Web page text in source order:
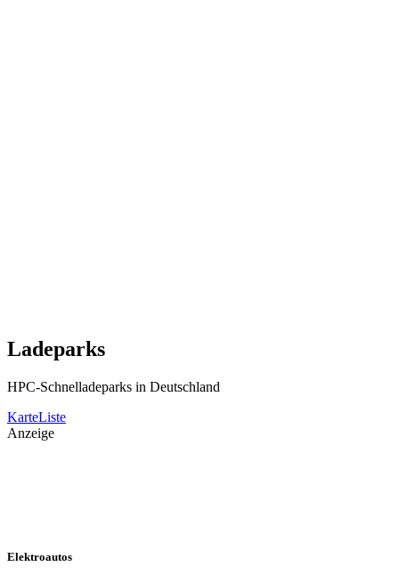
Ladeparks
HPC-Schnelladeparks in Deutschland
KarteListe
Anzeige
Elektroautos